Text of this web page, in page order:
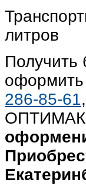
литров
286-85-61